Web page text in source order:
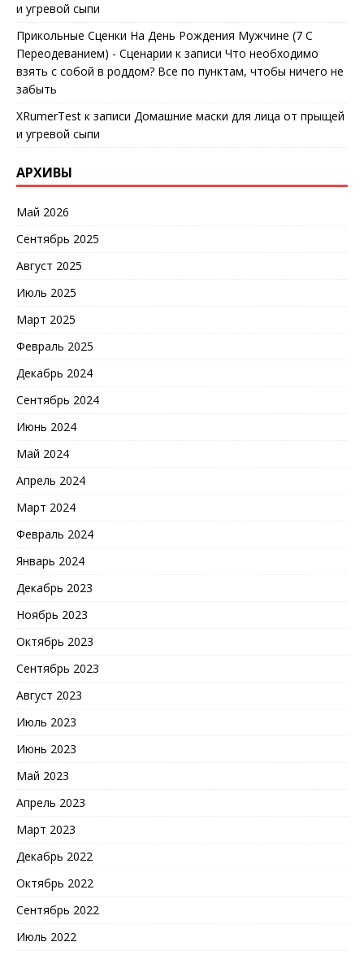
и угревой сыпи
Прикольные Сценки На День Рождения Мужчине (7 С
Переодеванием) - Сценарии к записи Что необходимо
взять с собой в роддом? Все по пунктам, чтобы ничего не
забыть
XRumerTest к записи Домашние маски для лица от прыщей
и угревой сыпи
АРХИВЫ
Май 2026
Сентябрь 2025
Август 2025
Июль 2025
Март 2025
Февраль 2025
Декабрь 2024
Сентябрь 2024
Июнь 2024
Май 2024
Апрель 2024
Март 2024
Февраль 2024
Январь 2024
Декабрь 2023
Ноябрь 2023
Октябрь 2023
Сентябрь 2023
Август 2023
Июль 2023
Июнь 2023
Май 2023
Апрель 2023
Март 2023
Декабрь 2022
Октябрь 2022
Сентябрь 2022
Июль 2022